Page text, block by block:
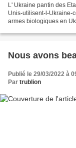
L' Ukraine pantin des
Unis-utilisent-l-Ukraine-
armes biologiques en
documents-relatifs-au-
Publié le 29/03/2022 à
Par trublion